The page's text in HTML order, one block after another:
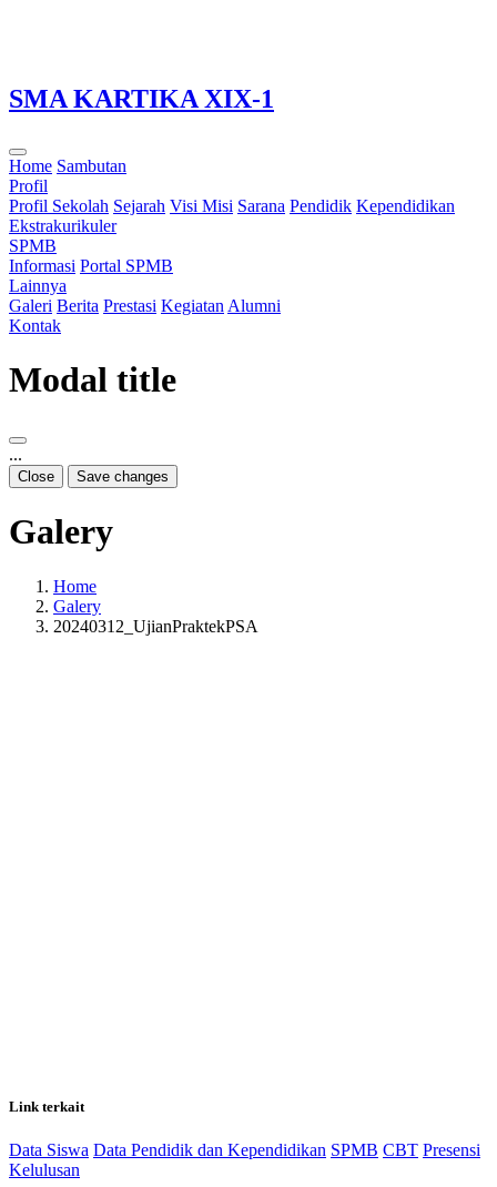
SMA KARTIKA XIX-1
Home Sambutan
Profil
Profil Sekolah Sejarah Visi Misi Sarana Pendidik Kependidikan
Ekstrakurikuler
SPMB
Informasi Portal SPMB
Lainnya
Galeri Berita Prestasi Kegiatan Alumni
Kontak
Modal title
...
Close Save changes
Galery
Home
Galery
20240312_UjianPraktekPSA
Link terkait
Data Siswa Data Pendidik dan Kependidikan SPMB CBT Presensi
Kelulusan